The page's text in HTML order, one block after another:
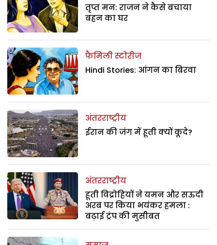
तृप्त मन: राजन ने कैसे बचाया
बहन का घर
फैमिली स्टोरीज
Hindi Stories: आंगन का बिरवा
अंतरराष्ट्रीय
ईरान की जंग में हूती क्यों कूदे?
अंतरराष्ट्रीय
हूती विद्रोहियों ने यमन और सऊदी
अरब पर किया भयंकर हमला :
बढ़ाई ट्रंप की मुसीबत